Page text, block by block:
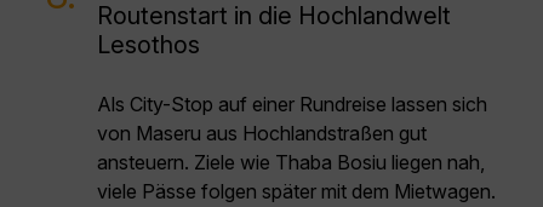
Routenstart in die Hochlandwelt
Lesothos
Als City-Stop auf einer Rundreise lassen sich
von Maseru aus Hochlandstraßen gut
ansteuern. Ziele wie Thaba Bosiu liegen nah,
viele Pässe folgen später mit dem Mietwagen.